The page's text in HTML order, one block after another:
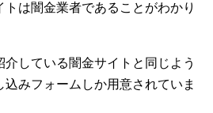
は闇金業者であることがわかり
している闇金サイトと同じよう
みフォームしか用意されていま